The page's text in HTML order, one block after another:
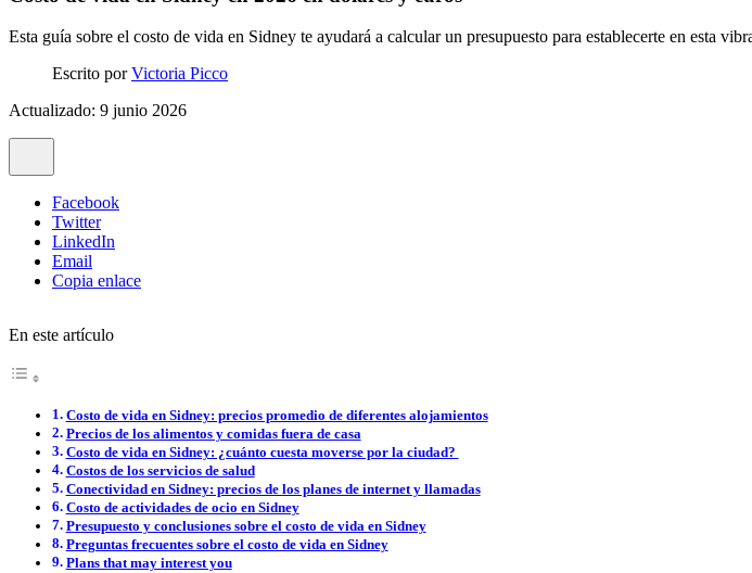
Esta guía sobre el costo de vida en Sidney te ayudará a calcular un presupuesto para establecerte en esta
Escrito porVictoria Picco
Actualizado: 9 junio 2026
Facebook
Twitter
LinkedIn
Email
Copia enlace
En este artículo
Costo de vida en Sidney: precios promedio de diferentes alojamientos
Precios de los alimentos y comidas fuera de casa
Costo de vida en Sidney: ¿cuánto cuesta moverse por la ciudad?
Costos de los servicios de salud
Conectividad en Sidney: precios de los planes de internet y llamadas
Costo de actividades de ocio en Sidney
Presupuesto y conclusiones sobre el costo de vida en Sidney
Preguntas frecuentes sobre el costo de vida en Sidney
Plans that may interest you